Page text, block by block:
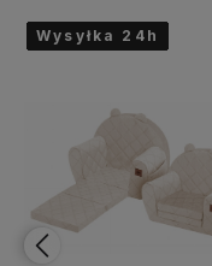
Wysyłka 24h
Wysyłka 24h
Wysyłka 24h
Wysyłka 24h
Wysyłka 24h
Wysyłka 24h
Wysyłka 24h
Wysyłka 24h
Wysyłka 24h
Wysyłka 24h